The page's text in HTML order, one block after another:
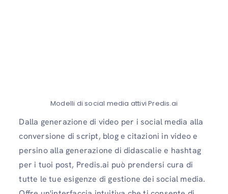
Modelli di social media attivi Predis.ai
Dalla generazione di video per i social media alla
conversione di script, blog e citazioni in video e
persino alla generazione di didascalie e hashtag
per i tuoi post, Predis.ai può prendersi cura di
tutte le tue esigenze di gestione dei social media.